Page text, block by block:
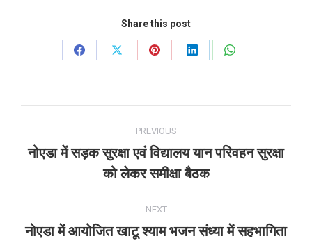
Share this post
Share
Share
Share
Share
Share
navigation
PREVIOUS
Previous
post:
नोएडा में सड़क सुरक्षा एवं विद्यालय यान परिवहन सुरक्षा
को लेकर समीक्षा बैठक
NEXT
Next
नोएडा में आयोजित खाटू श्याम भजन संध्या में सहभागिता